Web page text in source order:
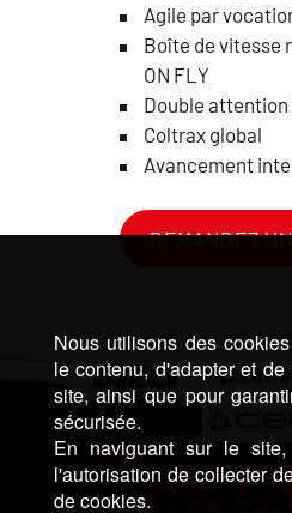
Agile par
Boîte de vitesse
ON FLY
Double attention
Coltrax global
Avancement
DEMANDEZ
Nous utilisons des
le contenu, d'adapter et
site, ainsi que pour
sécurisée.
En naviguant sur le
l'autorisation de collecter
de cookies.